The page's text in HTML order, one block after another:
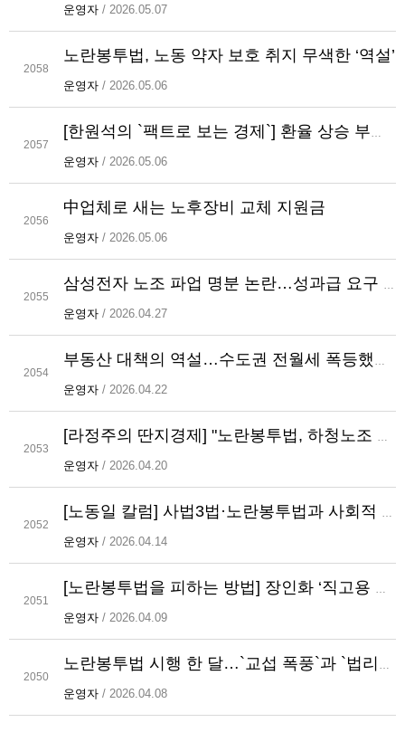
운영자 / 2026.05.07
2058
노란봉투법, 노동 약자 보호 취지 무색한 ‘역설’
운영자 / 2026.05.06
2057
[한원석의 `팩트로 보는 경제`] 환율 상승 부추기는 추경...26.2조원 투입하니, 원/달러 52원 올랐다
운영자 / 2026.05.06
2056
中업체로 새는 노후장비 교체 지원금
운영자 / 2026.05.06
2055
삼성전자 노조 파업 명분 논란…성과급 요구 정당성 도마
운영자 / 2026.04.27
2054
부동산 대책의 역설…수도권 전월세 폭등했다 [라정주의 경제터치]
운영자 / 2026.04.22
2053
[라정주의 딴지경제] "노란봉투법, 하청노조 교섭권 확대는 신규채용 감소”
운영자 / 2026.04.20
2052
[노동일 칼럼] 사법3법·노란봉투법과 사회적 비용
운영자 / 2026.04.14
2051
[노란봉투법을 피하는 방법] 장인화 ‘직고용 카드’ 재계 확산 기로…득일까 실일까
운영자 / 2026.04.09
2050
노란봉투법 시행 한 달…`교섭 폭풍`과 `법리적 불확실성`의 공존
운영자 / 2026.04.08